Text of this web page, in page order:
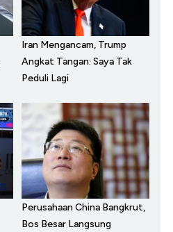
Iran Mengancam, Trump
Angkat Tangan: Saya Tak
Peduli Lagi
Perusahaan China Bangkrut,
Bos Besar Langsung